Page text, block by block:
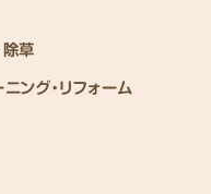
除草
ング・リフォーム